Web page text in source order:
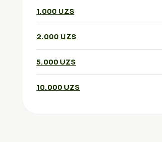
1.000 UZS
2.000 UZS
5.000 UZS
10.000 UZS